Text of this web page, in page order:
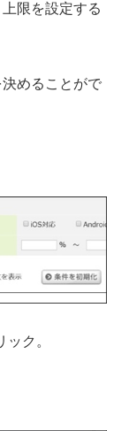
限を設定する
決めることがで
ク。